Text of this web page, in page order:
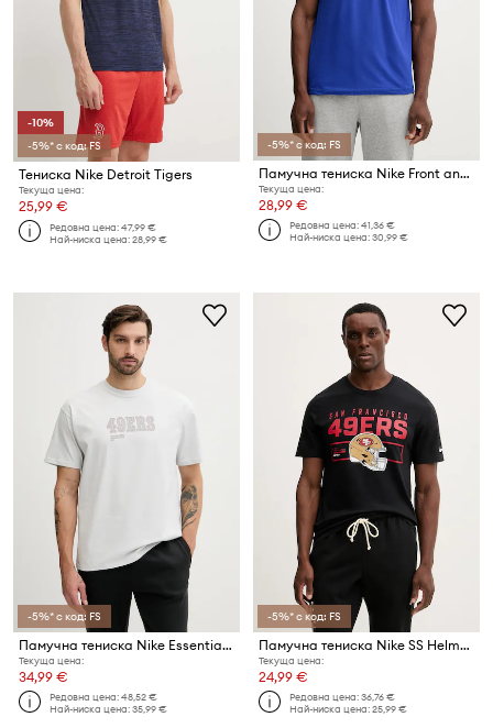
-10%
-5%* с код: FS
Тениска Nike Detroit Tigers
Текуща цена:
25,99 €
Редовна цена:47,99 €
Най-ниска цена:28,99 €
-5%* с код: FS
Памучна тениска Nike Front and Back Essential
Текуща цена:
28,99 €
Редовна цена:41,36 €
Най-ниска цена:30,99 €
-5%* с код: FS
Памучна тениска Nike Essential SS HeavyMax 90
Текуща цена:
34,99 €
Редовна цена:48,52 €
Най-ниска цена:35,99 €
-5%* с код: FS
Памучна тениска Nike SS Helmet Essential Tee
Текуща цена:
24,99 €
Редовна цена:36,76 €
Най-ниска цена:25,99 €